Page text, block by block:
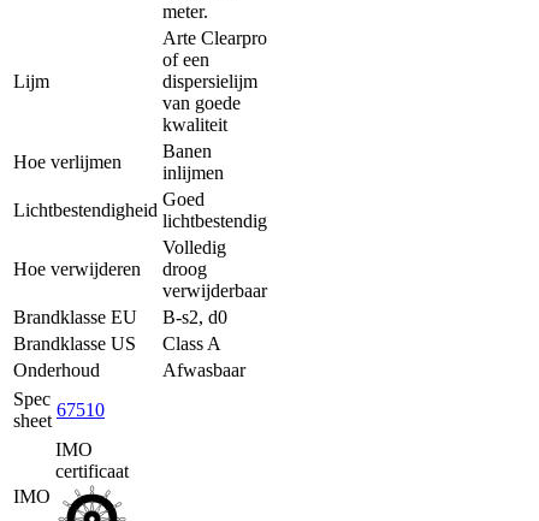
meter.
Lijm
Arte Clearpro
of een
dispersielijm
van goede
kwaliteit
Hoe verlijmen
Banen
inlijmen
Lichtbestendigheid
Goed
lichtbestendig
Hoe verwijderen
Volledig
droog
verwijderbaar
Brandklasse EU
B-s2, d0
Brandklasse US
Class A
Onderhoud
Afwasbaar
Spec
sheet
67510
IMO
IMO
certificaat
Staalaanvragen
Professional
Press
bestelplatform